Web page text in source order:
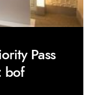
Pass
bof